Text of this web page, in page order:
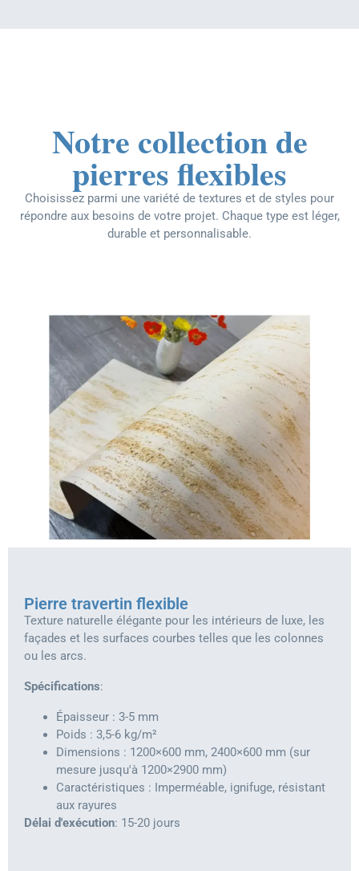
Notre collection de
pierres flexibles
Choisissez parmi une variété de textures et de styles pour
répondre aux besoins de votre projet. Chaque type est léger,
durable et personnalisable.
Pierre travertin flexible
Texture naturelle élégante pour les intérieurs de luxe, les
façades et les surfaces courbes telles que les colonnes
ou les arcs.
Spécifications:
Épaisseur : 3-5 mm
Poids : 3,5-6 kg/m²
Dimensions : 1200×600 mm, 2400×600 mm (sur
mesure jusqu'à 1200×2900 mm)
Caractéristiques : Imperméable, ignifuge, résistant
aux rayures
Délai d'exécution: 15-20 jours